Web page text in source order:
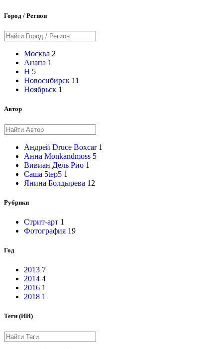
Город / Регион
Москва 2
Анапа 1
Н 5
Новосибирск 11
Ноябрьск 1
Автор
Андрей Druce Boxcar 1
Анна Monkandmoss 5
Вивиан Дель Рио 1
Саша 5tep5 1
Янина Болдырева 12
Рубрики
Стрит-арт 1
Фотография 19
Год
2013 7
2014 4
2016 1
2018 1
Теги (ИИ)